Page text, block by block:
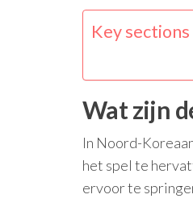
Key
Wat zijn
In Noord-
het spel te
ervoor te